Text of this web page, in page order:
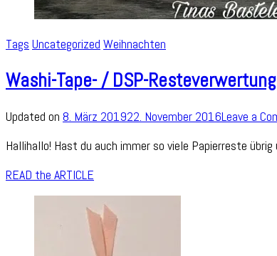
Tags Uncategorized Weihnachten
Washi-Tape- / DSP-
Updated on 8. März 201922. November 2016Leave a
Hallihallo! Hast du auch immer so viele Papierreste
READ the ARTICLE